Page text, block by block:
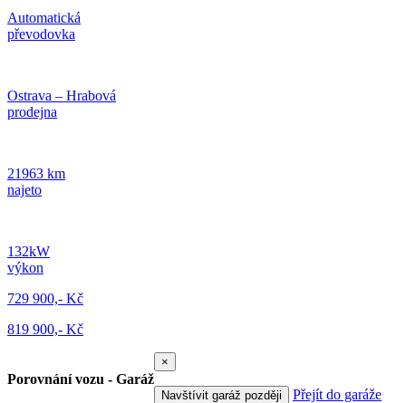
Automatická
převodovka
Ostrava – Hrabová
prodejna
21963 km
najeto
132kW
výkon
729 900,- Kč
819 900,- Kč
Porovnání vozu - Garáž
×
Navštívit garáž později Přejít do garáže